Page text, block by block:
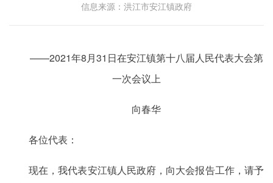
信息来源：洪江市安江镇政府
——2021年8月31日在安江镇第十八届人民代表大会第
一次会议上
向春华
各位代表：
现在，我代表安江镇人民政府，向大会报告工作，请予